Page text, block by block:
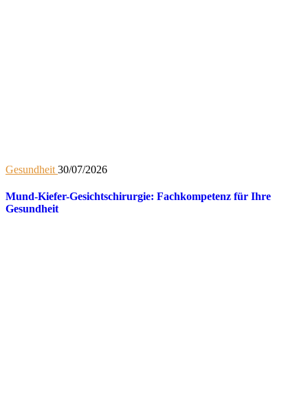
Gesundheit 30/07/2026
Mund-Kiefer-Gesichtschirurgie: Fachkompetenz für Ihre
Gesundheit